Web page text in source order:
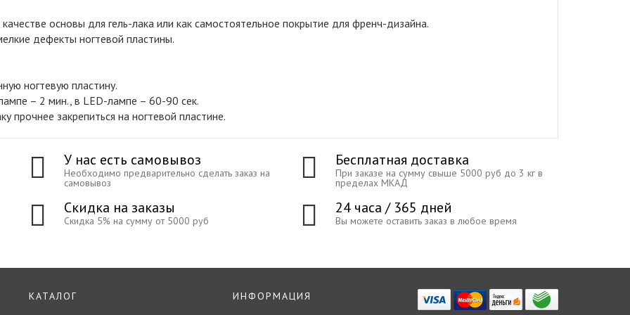
основы для гель-лака или как самостоятельное покрытие для френч-дизайна.
дефекты ногтевой пластины.
ногтевую пластину.
– 2 мин., в LED-лампе – 60-90 сек.
прочнее закрепиться на ногтевой пластине.
У нас есть самовывоз
Необходимо предварительно сделать заказ на
самовывоз
Бесплатная доставка
При заказе на сумму свыше 5000 руб до 3 кг в
пределах МКАД
Скидка на заказы
Скидка 5% на сумму от 5000 руб
24 часа / 365 дней
Вы можете оставить заказ в любое время
КАТАЛОГ ИНФОРМАЦИЯ